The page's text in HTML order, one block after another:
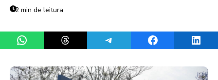
2 min de leitura
Share on WhatsAppShare on ThreadsShare on TelegramShare on Facebook